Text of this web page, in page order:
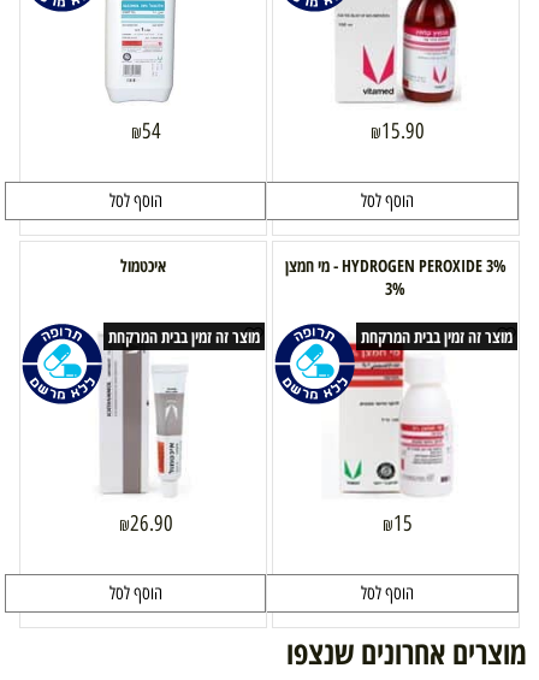
₪15.90
הוסף לסל
₪54
הוסף לסל
HYDROGEN PEROXIDE 3% - מי חמצן
3%
מוצר זה זמין בבית המרקחת
₪15
הוסף לסל
איכטמול
מוצר זה זמין בבית המרקחת
₪26.90
הוסף לסל
מוצרים אחרונים שנצפו